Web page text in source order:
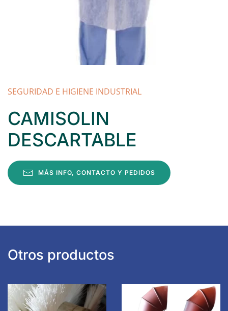
SEGURIDAD E HIGIENE INDUSTRIAL
CAMISOLIN
DESCARTABLE
MÁS INFO, CONTACTO Y PEDIDOS
Otros productos